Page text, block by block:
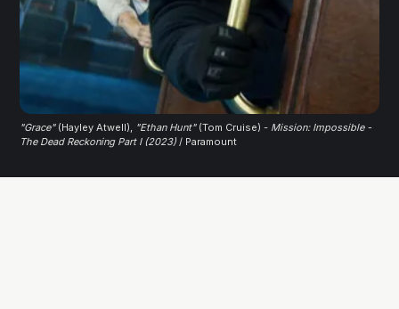
"Grace" (Hayley Atwell), "Ethan Hunt" (Tom Cruise) - Mission: Impossible -
The Dead Reckoning Part I (2023) / Paramount